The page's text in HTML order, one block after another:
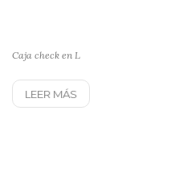
Caja check en L
LEER MÁS